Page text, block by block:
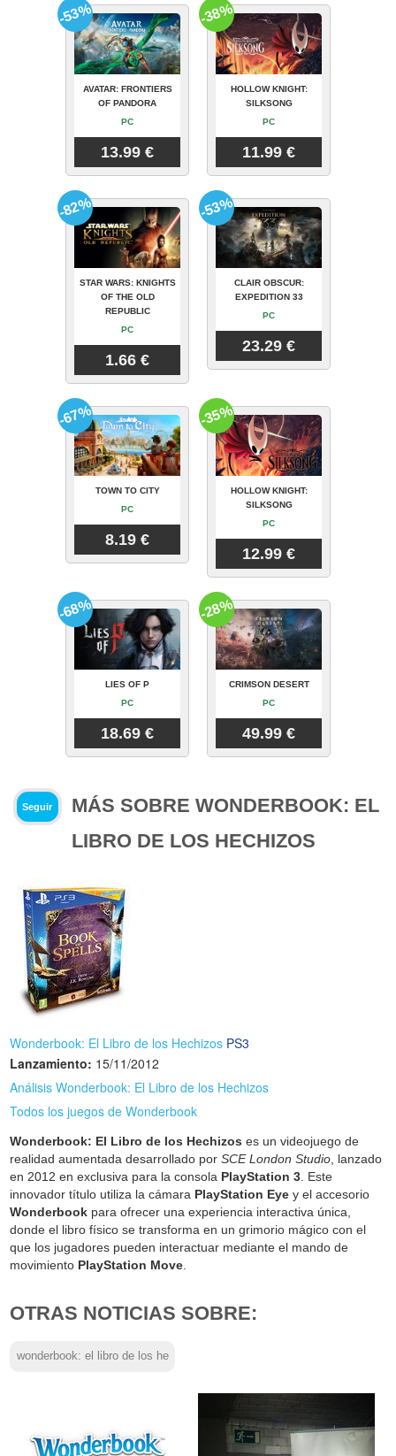
AVATAR: FRONTIERS
OF PANDORA
PC
13.99 €
-53%
HOLLOW KNIGHT:
SILKSONG
PC
11.99 €
-38%
STAR WARS: KNIGHTS
OF THE OLD
REPUBLIC
PC
1.66 €
-82%
CLAIR OBSCUR:
EXPEDITION 33
PC
23.29 €
-53%
TOWN TO CITY
PC
8.19 €
-67%
HOLLOW KNIGHT:
SILKSONG
PC
12.99 €
-35%
LIES OF P
PC
18.69 €
-68%
CRIMSON DESERT
PC
49.99 €
-28%
Seguir
MÁS SOBRE WONDERBOOK: EL
LIBRO DE LOS HECHIZOS
Wonderbook: El Libro de los Hechizos PS3
Lanzamiento: 15/11/2012
Análisis Wonderbook: El Libro de los Hechizos
Todos los juegos de Wonderbook
Wonderbook: El Libro de los Hechizos es un videojuego de
realidad aumentada desarrollado porSCE London Studio, lanzado
en 2012 en exclusiva para la consola PlayStation 3. Este
innovador título utiliza la cámara PlayStation Eye y el accesorio
Wonderbook para ofrecer una experiencia interactiva única,
donde el libro físico se transforma en un grimorio mágico con el
que los jugadores pueden interactuar mediante el mando de
movimiento PlayStation Move.
OTRAS NOTICIAS SOBRE:
wonderbook: el libro de los he